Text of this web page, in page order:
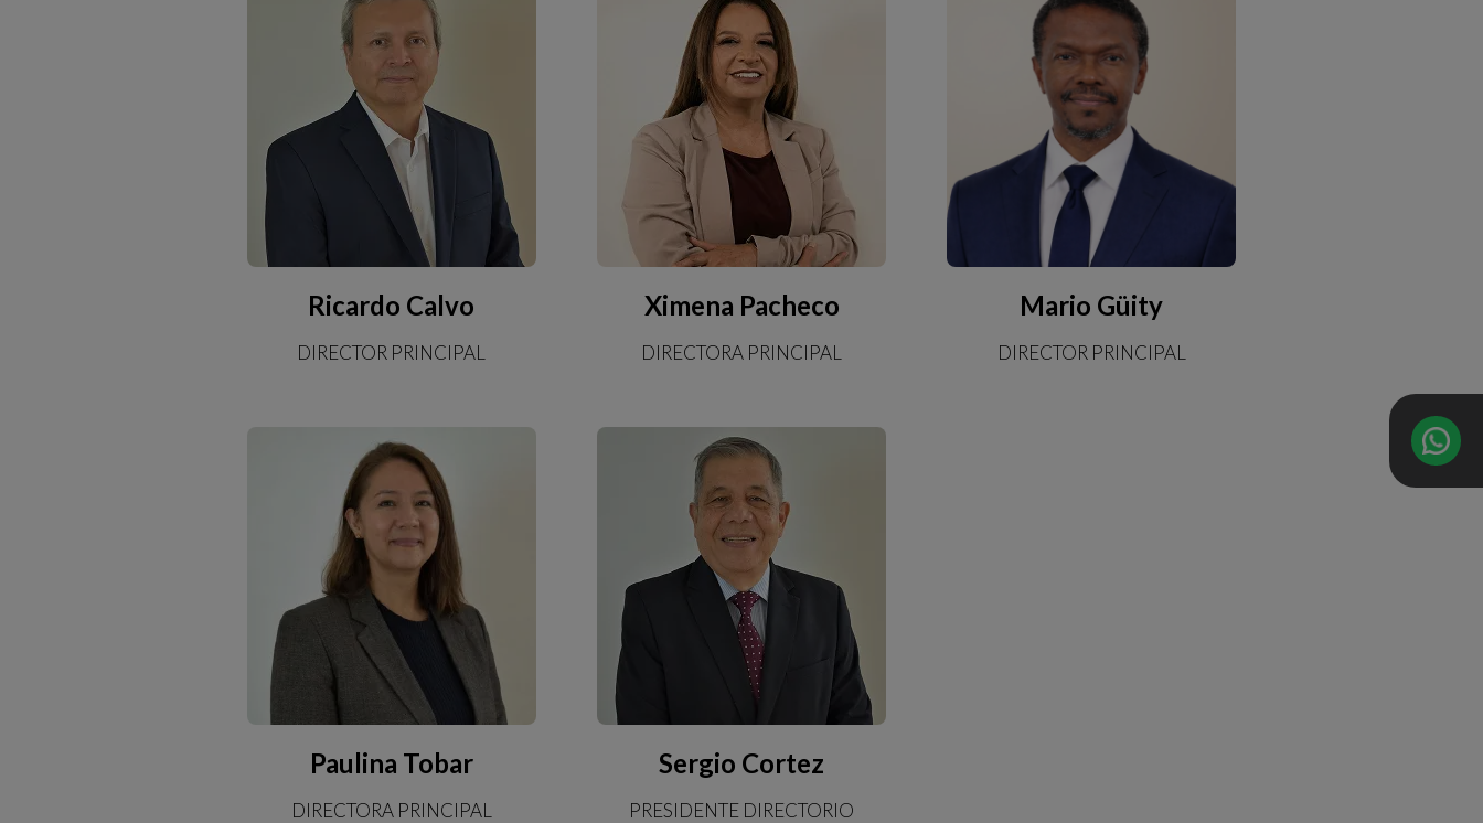
Ricardo Calvo
DIRECTOR PRINCIPAL
Ximena Pacheco
DIRECTORA PRINCIPAL
Mario Güity
DIRECTOR PRINCIPAL
Paulina Tobar
DIRECTORA PRINCIPAL
Sergio Cortez
PRESIDENTE DIRECTORIO